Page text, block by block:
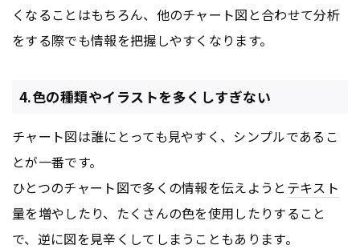
くなることはもちろん、他のチャート図と合わせて分析
をする際でも情報を把握しやすくなります。
4.色の種類やイラストを多くしすぎない
チャート図は誰にとっても見やすく、シンプルであるこ
とが一番です。
ひとつのチャート図で多くの情報を伝えようと テキスト
量を増やしたり、たくさんの色を使用したりすること
で、逆に図を見辛くしてしまうこともあります。